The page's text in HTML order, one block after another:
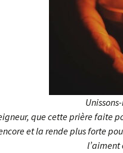
que cette prière faite
et la rende plus forte
l’aiment